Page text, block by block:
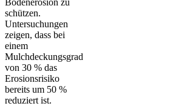
schützen.
Untersuchungen
zeigen, dass bei
einem
Mulchdeckungsgrad
von 30 % das
Erosionsrisiko
bereits um 50 %
reduziert ist.